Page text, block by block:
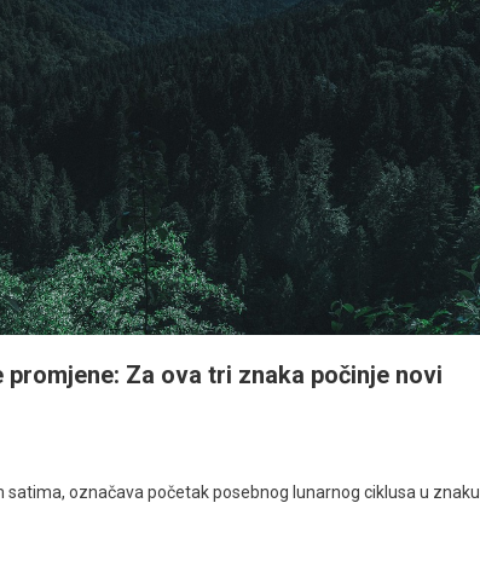
Za ova tri znaka počinje novi
označava početak posebnog lunarnog ciklusa u znaku